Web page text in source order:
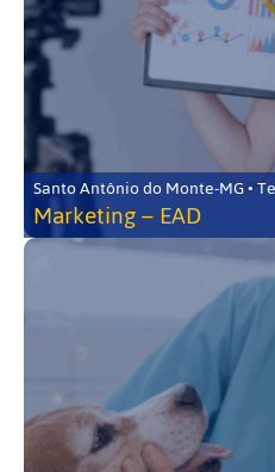
Santo Antônio do Monte-MG •
Marketing – EAD